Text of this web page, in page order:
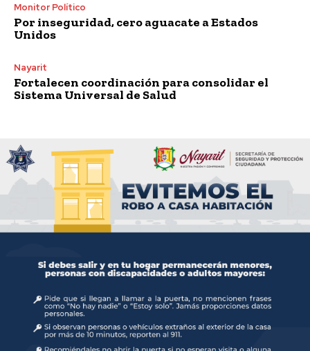
Monitor Político
Por inseguridad, cero aguacate a Estados
Unidos
Nayarit
Fortalecen coordinación para consolidar el
Sistema Universal de Salud